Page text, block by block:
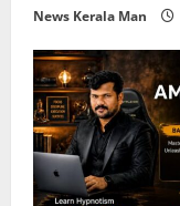
News Kerala Man